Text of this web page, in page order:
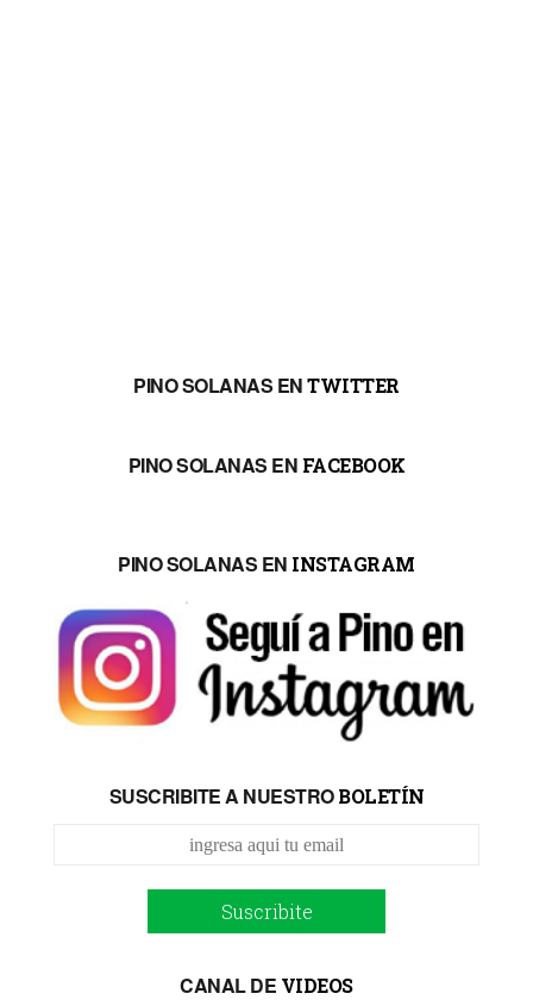
PINO SOLANAS ENTWITTER
PINO SOLANAS EN FACEBOOK
PINO SOLANAS EN INSTAGRAM
SUSCRIBITE A NUESTROBOLETÍN
Suscribite
CANAL DE VIDEOS